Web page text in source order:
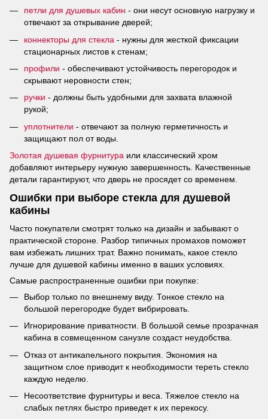
петли для душевых кабин - они несут основную нагрузку и
отвечают за открывание дверей;
коннекторы для стекла - нужны для жесткой фиксации
стационарных листов к стенам;
профили - обеспечивают устойчивость перегородок и
скрывают неровности стен;
ручки - должны быть удобными для захвата влажной
рукой;
уплотнители - отвечают за полную герметичность и
защищают пол от воды.
Золотая душевая фурнитура или классический хром
добавляют интерьеру нужную завершенность. Качественные
детали гарантируют, что дверь не просядет со временем.
Ошибки при выборе стекла для душевой
кабины
Часто покупатели смотрят только на дизайн и забывают о
практической стороне. Разбор типичных промахов поможет
вам избежать лишних трат. Важно понимать, какое стекло
лучше для душевой кабины именно в ваших условиях.
Самые распространенные ошибки при покупке:
Выбор только по внешнему виду. Тонкое стекло на
большой перегородке будет вибрировать.
Игнорирование приватности. В большой семье прозрачная
кабина в совмещенном санузле создаст неудобства.
Отказ от антикапельного покрытия. Экономия на
защитном слое приводит к необходимости тереть стекло
каждую неделю.
Несоответствие фурнитуры и веса. Тяжелое стекло на
слабых петлях быстро приведет к их перекосу.